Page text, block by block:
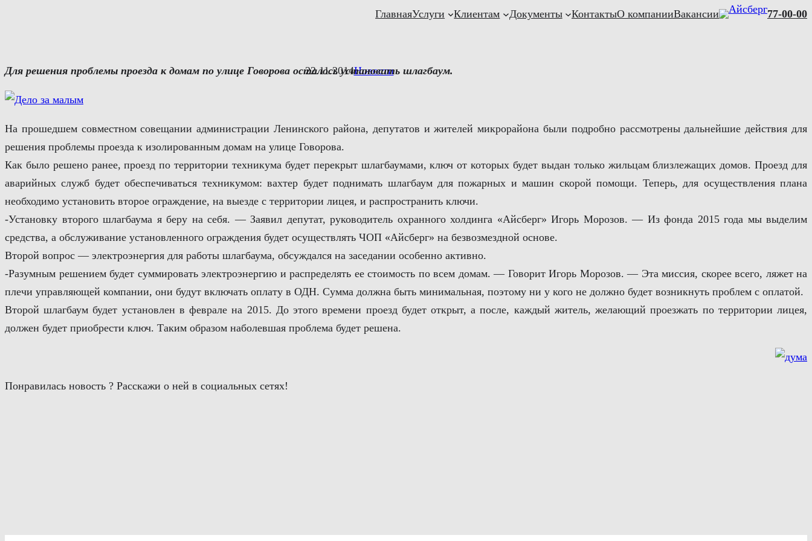
ГлавнаяУслуги Клиентам Документы КонтактыО компанииВакансии 77-00-00
22.11.2014Новости
Для решения проблемы проезда к домам по улице Говорова осталось установить шлагбаум.
На прошедшем совместном совещании администрации Ленинского района, депутатов и жителей микрорайона были подробно рассмотрены дальнейшие действия для
решения проблемы проезда к изолированным домам на улице Говорова.
Как было решено ранее, проезд по территории техникума будет перекрыт шлагбаумами, ключ от которых будет выдан только жильцам близлежащих домов. Проезд для
аварийных служб будет обеспечиваться техникумом: вахтер будет поднимать шлагбаум для пожарных и машин скорой помощи. Теперь, для осуществления плана
необходимо установить второе ограждение, на выезде с территории лицея, и распространить ключи.
-Установку второго шлагбаума я беру на себя. — Заявил депутат, руководитель охранного холдинга «Айсберг» Игорь Морозов. — Из фонда 2015 года мы выделим
средства, а обслуживание установленного ограждения будет осуществлять ЧОП «Айсберг» на безвозмездной основе.
Второй вопрос — электроэнергия для работы шлагбаума, обсуждался на заседании особенно активно.
-Разумным решением будет суммировать электроэнергию и распределять ее стоимость по всем домам. — Говорит Игорь Морозов. — Эта миссия, скорее всего, ляжет на
плечи управляющей компании, они будут включать оплату в ОДН. Сумма должна быть минимальная, поэтому ни у кого не должно будет возникнуть проблем с оплатой.
Второй шлагбаум будет установлен в феврале на 2015. До этого времени проезд будет открыт, а после, каждый житель, желающий проезжать по территории лицея,
должен будет приобрести ключ. Таким образом наболевшая проблема будет решена.
Понравилась новость ? Расскажи о ней в социальных сетях!